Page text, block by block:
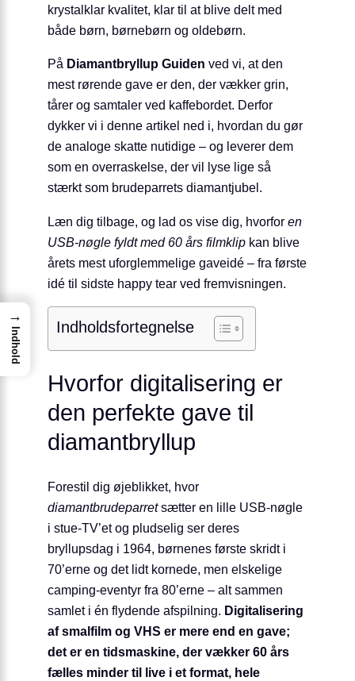
krystalklar kvalitet, klar til at blive delt med
både børn, børnebørn og oldebørn.
På Diamantbryllup Guiden ved vi, at den
mest rørende gave er den, der vækker grin,
tårer og samtaler ved kaffebordet. Derfor
dykker vi i denne artikel ned i, hvordan du gør
de analoge skatte nutidige – og leverer dem
som en overraskelse, der vil lyse lige så
stærkt som brudeparrets diamantjubel.
Læn dig tilbage, og lad os vise dig, hvorfor en
USB-nøgle fyldt med 60 års filmklip kan blive
årets mest uforglemmelige gaveidé – fra første
idé til sidste happy tear ved fremvisningen.
Indholdsfortegnelse
Hvorfor digitalisering er
den perfekte gave til
diamantbryllup
Forestil dig øjeblikket, hvor
diamantbrudeparretsætter en lille USB-nøgle
i stue-TV’et og pludselig ser deres
bryllupsdag i 1964, børnenes første skridt i
70’erne og det lidt kornede, men elskelige
camping-eventyr fra 80’erne – alt sammen
samlet i én flydende afspilning. Digitalisering
af smalfilm og VHS er mere end en gave;
det er en tidsmaskine, der vækker 60 års
fælles minder til live i et format, hele
→
Indhold